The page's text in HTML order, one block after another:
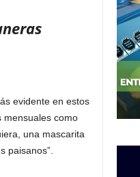
evidente en estos
mensuales como
una mascarita
paisanos”.